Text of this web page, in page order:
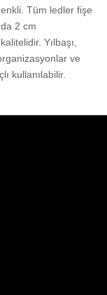
Tüm ledler fişe
2 cm
Yılbaşı,
ve
kullanılabilir.